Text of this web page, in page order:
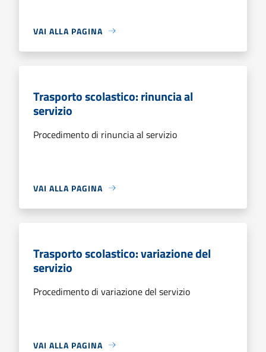
VAI ALLA PAGINA
Trasporto scolastico: rinuncia al
servizio
Procedimento di rinuncia al servizio
VAI ALLA PAGINA
Trasporto scolastico: variazione del
servizio
Procedimento di variazione del servizio
VAI ALLA PAGINA